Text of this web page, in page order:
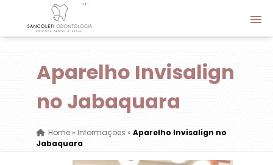
Aparelho Invisalign
no Jabaquara
Home» Informações » Aparelho Invisalign no
Jabaquara